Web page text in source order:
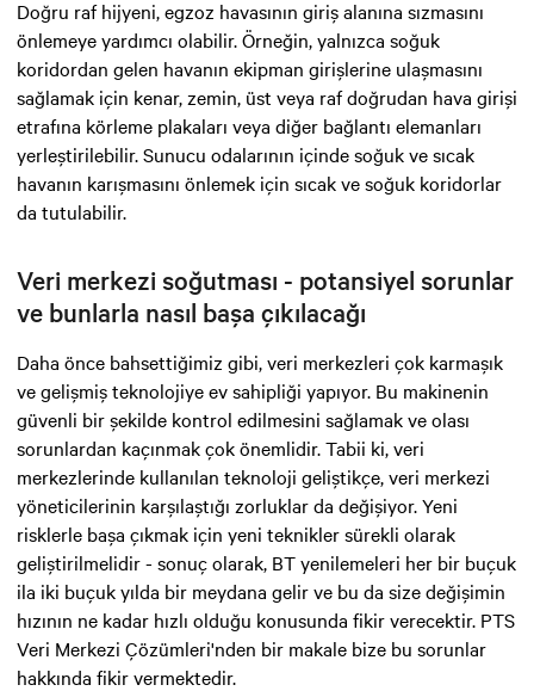
Doğru raf hijyeni, egzoz havasının giriş alanına sızmasını
önlemeye yardımcı olabilir. Örneğin, yalnızca soğuk
koridordan gelen havanın ekipman girişlerine ulaşmasını
sağlamak için kenar, zemin, üst veya raf doğrudan hava girişi
etrafına körleme plakaları veya diğer bağlantı elemanları
yerleştirilebilir. Sunucu odalarının içinde soğuk ve sıcak
havanın karışmasını önlemek için sıcak ve soğuk koridorlar
da tutulabilir.
Veri merkezi soğutması - potansiyel sorunlar
ve bunlarla nasıl başa çıkılacağı
Daha önce bahsettiğimiz gibi, veri merkezleri çok karmaşık
ve gelişmiş teknolojiye ev sahipliği yapıyor. Bu makinenin
güvenli bir şekilde kontrol edilmesini sağlamak ve olası
sorunlardan kaçınmak çok önemlidir. Tabii ki, veri
merkezlerinde kullanılan teknoloji geliştikçe, veri merkezi
yöneticilerinin karşılaştığı zorluklar da değişiyor. Yeni
risklerle başa çıkmak için yeni teknikler sürekli olarak
geliştirilmelidir - sonuç olarak, BT yenilemeleri her bir buçuk
ila iki buçuk yılda bir meydana gelir ve bu da size değişimin
hızının ne kadar hızlı olduğu konusunda fikir verecektir. PTS
Veri Merkezi Çözümleri'nden bir makale bize bu sorunlar
hakkında fikir vermektedir.